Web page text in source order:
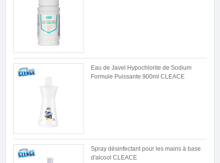
Eau de Javel Hypochlorite de Sodium
Formule Puissante 900ml CLEACE
Spray désinfectant pour les mains à base
d'alcool CLEACE